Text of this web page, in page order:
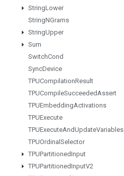
StringLower
StringNGrams
StringUpper
Sum
SwitchCond
SyncDevice
TPUCompilationResult
TPUCompileSucceededAssert
TPUEmbeddingActivations
TPUExecute
TPUExecuteAndUpdateVariables
TPUOrdinal Selector
TPUPartitionedInput
TPUPartitionedInputV2